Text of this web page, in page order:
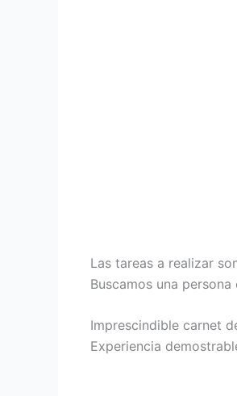
Las tareas a realizar
Buscamos una
Imprescindible carnet
Experiencia